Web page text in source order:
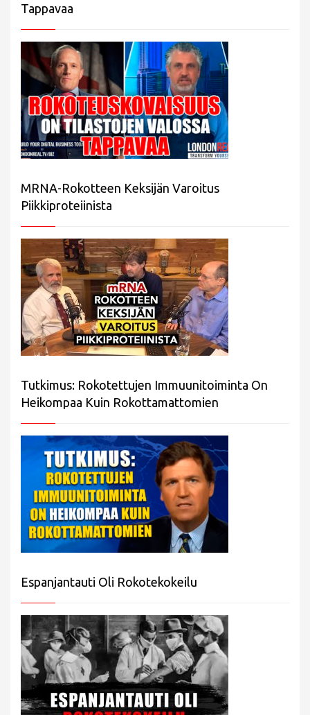
Tappavaa
MRNA-Rokotteen Keksijän Varoitus
Piikkiproteiinista
Tutkimus: Rokotettujen Immuunitoiminta On
Heikompaa Kuin Rokottamattomien
Espanjantauti Oli Rokotekokeilu